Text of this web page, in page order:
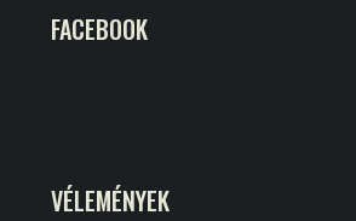
FACEBOOK
VÉLEMÉNYEK